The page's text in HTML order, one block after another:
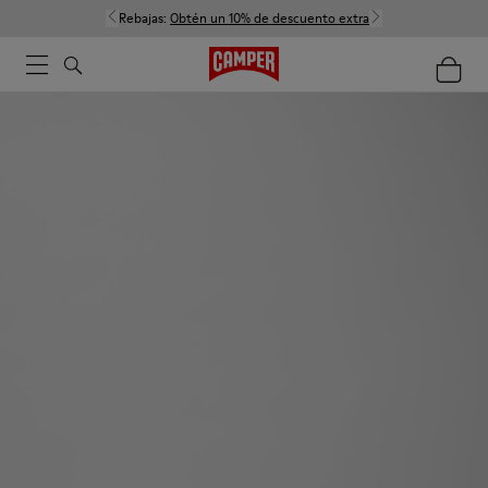
Rebajas: Obtén un 10% de descuento extra